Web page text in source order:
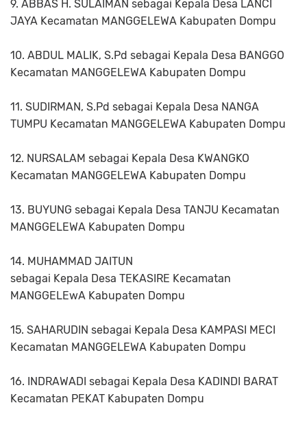
9. ABBAS H. SULAIMAN sebagai Kepala Desa LANCI
JAYA Kecamatan MANGGELEWA Kabupaten Dompu
10. ABDUL MALIK, S.Pd sebagai Kepala Desa BANGGO
Kecamatan MANGGELEWA Kabupaten Dompu
11. SUDIRMAN, S.Pd sebagai Kepala Desa NANGA
TUMPU Kecamatan MANGGELEWA Kabupaten Dompu
12. NURSALAM sebagai Kepala Desa KWANGKO
Kecamatan MANGGELEWA Kabupaten Dompu
13. BUYUNG sebagai Kepala Desa TANJU Kecamatan
MANGGELEWA Kabupaten Dompu
14. MUHAMMAD JAITUN
sebagai Kepala Desa TEKASIRE Kecamatan
MANGGELEwA Kabupaten Dompu
15. SAHARUDIN sebagai Kepala Desa KAMPASI MECI
Kecamatan MANGGELEWA Kabupaten Dompu
16. INDRAWADI sebagai Kepala Desa KADINDI BARAT
Kecamatan PEKAT Kabupaten Dompu